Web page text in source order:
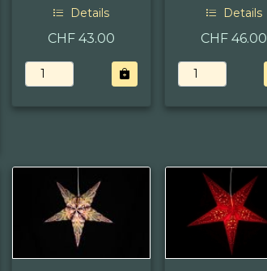
Details
CHF 43.00
Details
CHF 46.00